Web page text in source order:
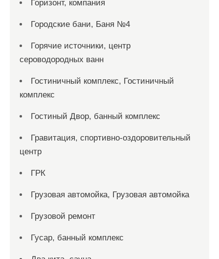
Горизонт, компания
Городские бани, Баня №4
Горячие источники, центр
сероводородных ванн
Гостиничный комплекс, Гостиничный
комплекс
Гостиный Двор, банный комплекс
Гравитация, спортивно-оздоровительный
центр
ГРК
Грузовая автомойка, Грузовая автомойка
Грузовой ремонт
Гусар, банный комплекс